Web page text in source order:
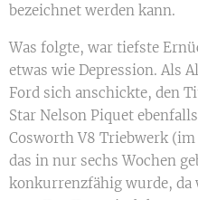
bezeichnet werden kann.
Was folgte, war tiefste
etwas wie Depression. Als
Ford sich anschickte, den
Star Nelson Piquet
Cosworth V8 Triebwerk
das in nur sechs Wochen
konkurrenzfähig wurde, da